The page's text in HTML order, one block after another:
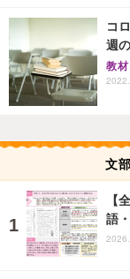
コ
週
教
文
【
語